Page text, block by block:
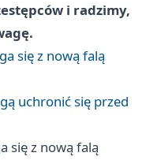
i radzimy,
się z nową falą
uchronić się przed
się z nową falą